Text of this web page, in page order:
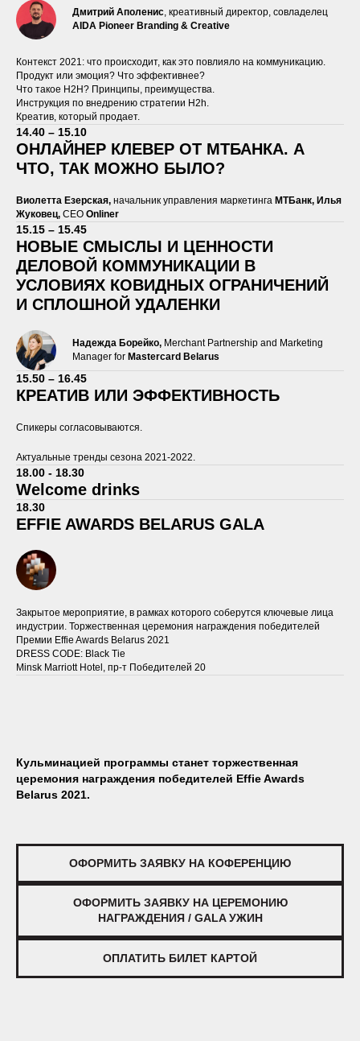
Дмитрий Аполенис , креативный директор, совладелец
AIDA Pioneer Branding & Creative
Контекст 2021: что происходит, как это повлияло на коммуникацию.
Продукт или эмоция? Что эффективнее?
Что такое H2H? Принципы, преимущества.
Инструкция по внедрению стратегии H2h.
Креатив, который продает.
14.40 – 15.10
ОНЛАЙНЕР КЛЕВЕР ОТ МТБАНКА. А
ЧТО, ТАК МОЖНО БЫЛО?
Виолетта Езерская, начальник управления маркетинга МТБанк, Илья
Жуковец, CEO Onliner
15.15 – 15.45
НОВЫЕ СМЫСЛЫ И ЦЕННОСТИ
ДЕЛОВОЙ КОММУНИКАЦИИ В
УСЛОВИЯХ КОВИДНЫХ ОГРАНИЧЕНИЙ
И СПЛОШНОЙ УДАЛЕНКИ
Надежда Борейко, Merchant Partnership and Marketing
Manager for Mastercard Belarus
15.50 – 16.45
КРЕАТИВ ИЛИ ЭФФЕКТИВНОСТЬ
Спикеры согласовываются.
Актуальные тренды сезона 2021-2022.
18.00 - 18.30
Welcome drinks
18.30
EFFIE AWARDS BELARUS GALA
Закрытое мероприятие, в рамках которого соберутся ключевые лица
индустрии. Торжественная церемония награждения победителей
Премии Effie Awards Belarus 2021
DRESS CODE: Black Tie
Minsk Marriott Hotel, пр-т Победителей 20
Кульминацией программы станет торжественная
церемония награждения победителей Effie Awards
Belarus 2021.
ОФОРМИТЬ ЗАЯВКУ НА КОФЕРЕНЦИЮ
ОФОРМИТЬ ЗАЯВКУ НА ЦЕРЕМОНИЮ
НАГРАЖДЕНИЯ / GALA УЖИН
ОПЛАТИТЬ БИЛЕТ КАРТОЙ